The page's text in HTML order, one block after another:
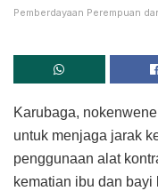
Pemberdayaan Perempuan
Karubaga,
untuk menjaga jarak
penggunaan alat
kematian ibu dan